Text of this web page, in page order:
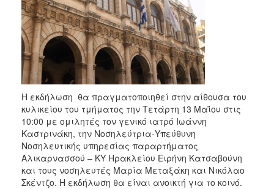
Η εκδήλωση θα πραγματοποιηθεί στην αίθουσα του
κυλικείου του τμήματος την Τετάρτη 13 Μαΐου στις
10:00 με ομιλητές τον γενικό ιατρό Ιωάννη
Καστρινάκη, την Νοσηλεύτρια-Υπεύθυνη
Νοσηλευτικής υπηρεσίας παραρτήματος
Αλικαρνασσού – ΚΥ Ηρακλείου Ειρήνη Κατσαβούνη
και τους νοσηλευτές Μαρία Μεταξάκη και Νικόλαο
Σκέντζο. Η εκδήλωση θα είναι ανοικτή για το κοινό.